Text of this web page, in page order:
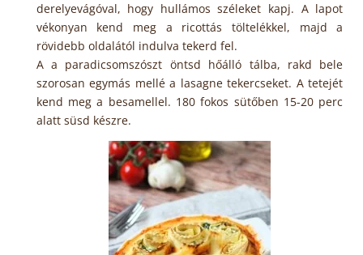
derelyevágóval, hogy hullámos széleket kapj. A lapot
vékonyan kend meg a ricottás töltelékkel, majd a
rövidebb oldalától indulva tekerd fel.
A a paradicsomszószt öntsd hőálló tálba, rakd bele
szorosan egymás mellé a lasagne tekercseket. A tetejét
kend meg a besamellel. 180 fokos sütőben 15-20 perc
alatt süsd készre.